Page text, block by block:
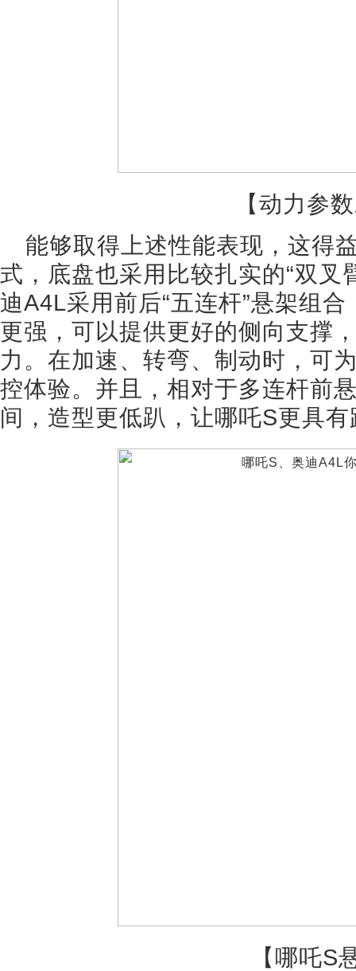
【动力参
能够取得上述性能表现，这得
式，底盘也采用比较扎实的“双叉
迪A4L采用前后“五连杆”悬架组
更强，可以提供更好的侧向支撑
力。在加速、转弯、制动时，可
控体验。并且，相对于多连杆前
间，造型更低趴，让哪吒S更具
【哪吒S